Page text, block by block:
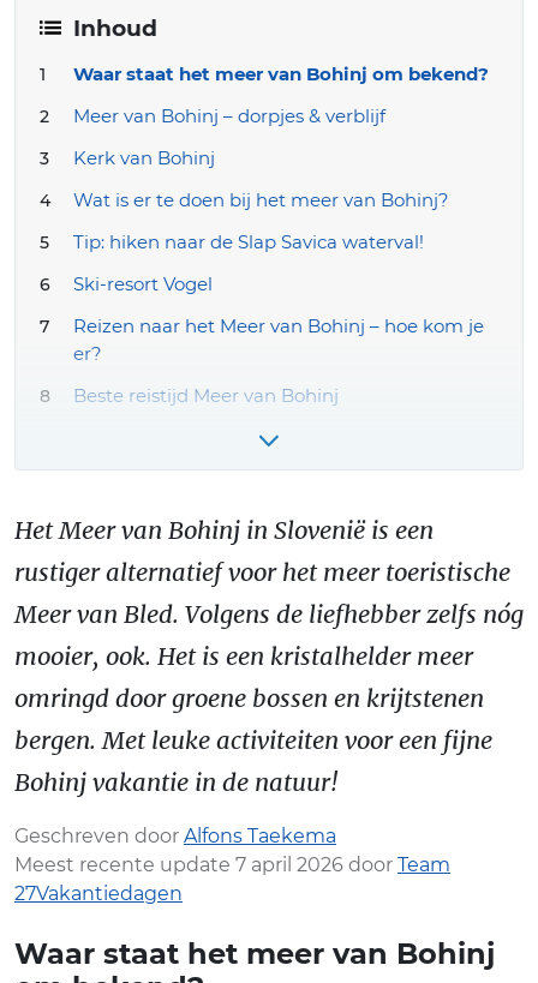
Inhoud
Waar staat het meer van Bohinj om bekend?
Meer van Bohinj – dorpjes & verblijf
Kerk van Bohinj
Wat is er te doen bij het meer van Bohinj?
Tip: hiken naar de Slap Savica waterval!
Ski-resort Vogel
Reizen naar het Meer van Bohinj – hoe kom je
er?
Beste reistijd Meer van Bohinj
Slovenië vakantie boeken – onze tips!
Het Meer van Bohinj in Slovenië is een
rustiger alternatief voor het meer toeristische
Meer van Bled. Volgens de liefhebber zelfs nóg
mooier, ook. Het is een kristalhelder meer
omringd door groene bossen en krijtstenen
bergen. Met leuke activiteiten voor een fijne
Bohinj vakantie in de natuur!
Geschreven door Alfons Taekema
Meest recente update 7 april 2026 door Team
27Vakantiedagen
Waar staat het meer van Bohinj